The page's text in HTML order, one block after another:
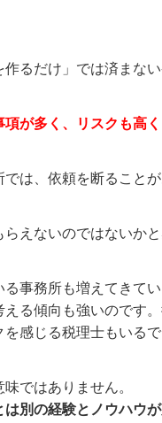
るだけ」では済まな
が多く、リスクも高
は、依頼を断ることが
えないのではないか
事務所も増えてきて
る傾向も強いのです
感じる税理士もいるで
ではありません。
別の経験とノウハウ